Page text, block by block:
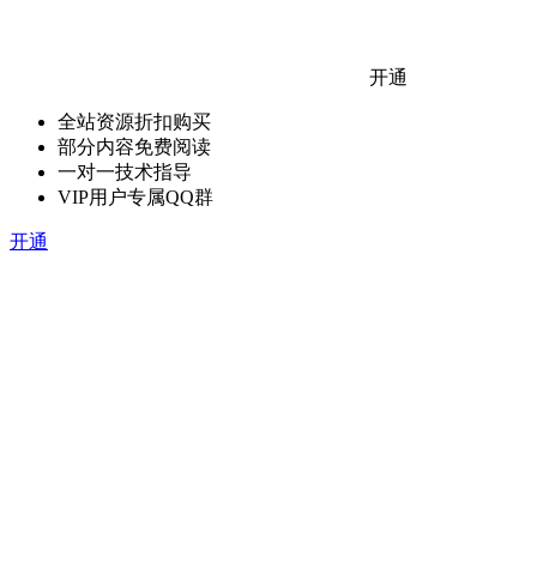
开通
全站资源折扣购买
部分内容免费阅读
一对一技术指导
VIP用户专属QQ群
开通